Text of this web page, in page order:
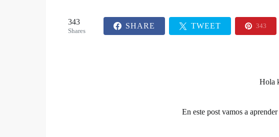
343
Shares
SHARE TWEET 343
Hola
En este post vamos a